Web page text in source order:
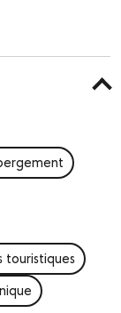
touristiques